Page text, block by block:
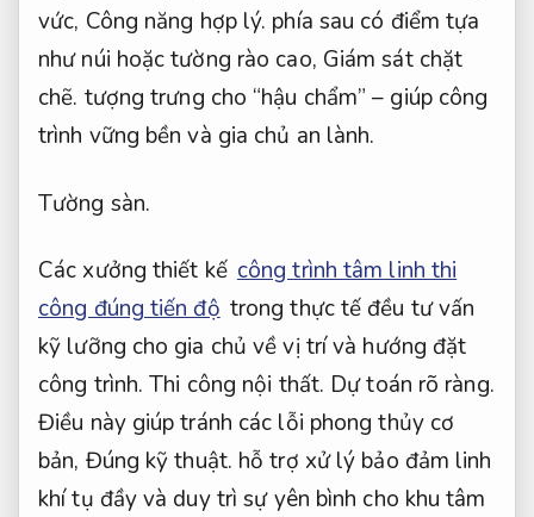
vức, Công năng hợp lý. phía sau có điểm tựa
như núi hoặc tường rào cao, Giám sát chặt
chẽ. tượng trưng cho “hậu chẩm” – giúp công
trình vững bền và gia chủ an lành.
Tường sàn.
Các xưởng thiết kế công trình tâm linh thi
công đúng tiến độ trong thực tế đều tư vấn
kỹ lưỡng cho gia chủ về vị trí và hướng đặt
công trình.Thi công nội thất. Dự toán rõ ràng.
Điều này giúp tránh các lỗi phong thủy cơ
bản, Đúng kỹ thuật. hỗ trợ xử lý bảo đảm linh
khí tụ đầy và duy trì sự yên bình cho khu tâm